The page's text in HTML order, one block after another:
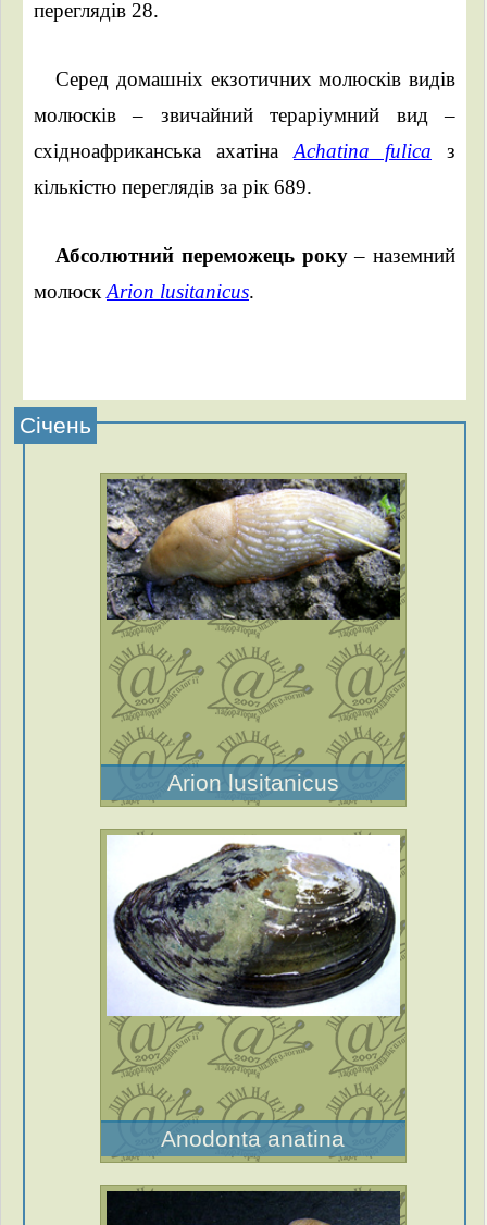
переглядів 28.
Серед домашніх екзотичних молюсків видів
молюсків – звичайний тераріумний вид –
східноафриканська ахатінаAchatina fulica з
кількістю переглядів за рік 689.
Абсолютний переможець року– наземний
молюск Arion lusitanicus.
Січень
Arion lusitanicus
Anodonta anatina